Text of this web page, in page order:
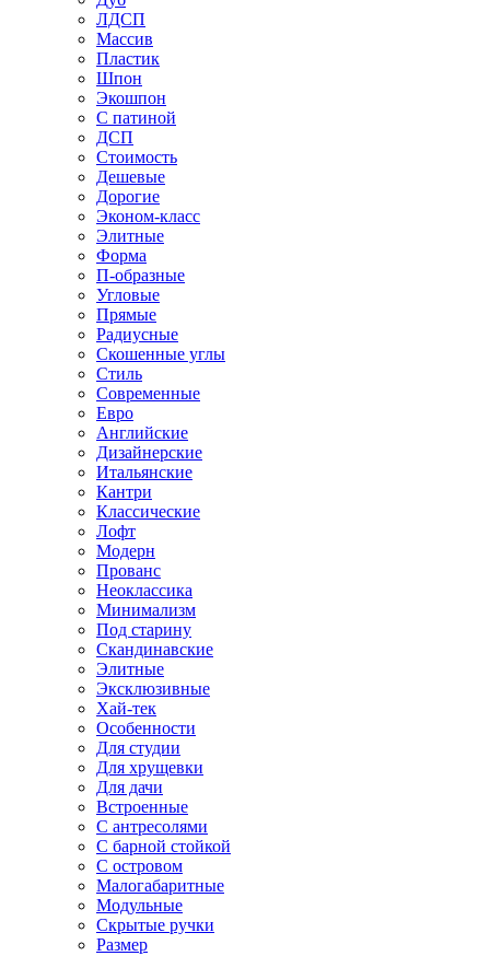
ЛДСП
Массив
Пластик
Шпон
Экошпон
С патиной
ДСП
Стоимость
Дешевые
Дорогие
Эконом-класс
Элитные
Форма
П-образные
Угловые
Прямые
Радиусные
Скошенные углы
Стиль
Современные
Евро
Английские
Дизайнерские
Итальянские
Кантри
Классические
Лофт
Модерн
Прованс
Неоклассика
Минимализм
Под старину
Скандинавские
Элитные
Эксклюзивные
Хай-тек
Особенности
Для студии
Для хрущевки
Для дачи
Встроенные
С антресолями
С барной стойкой
С островом
Малогабаритные
Модульные
Скрытые ручки
Размер